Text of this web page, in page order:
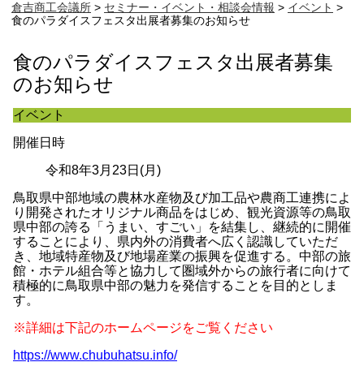
倉吉商工会議所 > セミナー・イベント・相談会情報 > イベント >
食のパラダイスフェスタ出展者募集のお知らせ
食のパラダイスフェスタ出展者募集
のお知らせ
イベント
開催日時
令和8年3月23日(月)
鳥取県中部地域の農林水産物及び加工品や農商工連携によ
り開発されたオリジナル商品をはじめ、観光資源等の鳥取
県中部の誇る「うまい、すごい」を結集し、継続的に開催
することにより、県内外の消費者へ広く認識していただ
き、地域特産物及び地場産業の振興を促進する。中部の旅
館・ホテル組合等と協力して圏域外からの旅行者に向けて
積極的に鳥取県中部の魅力を発信することを目的としま
す。
※詳細は下記のホームページをご覧ください
https://www.chubuhatsu.info/